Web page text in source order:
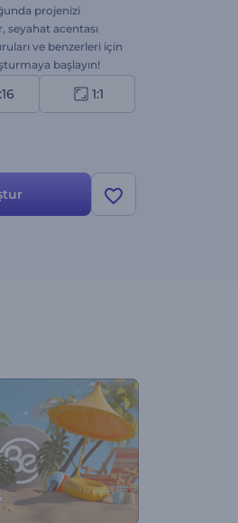
projenizi
seyahat acentası
ve benzerleri için
başlayın!
1:1